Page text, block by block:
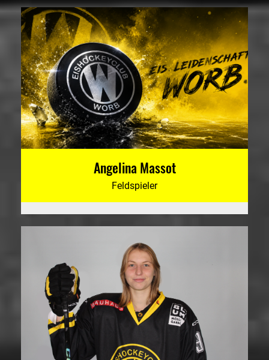
Angelina Massot
Feldspieler